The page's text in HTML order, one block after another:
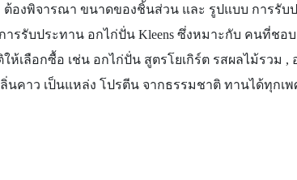
งพิจารณา ขนาดของชิ้นส่วน และ รูปแบบ การรับ
ารรับประทาน อกไก่ปั่น Kleens ซึ่งหมาะกับ คนที่ชอ
ลือกซื้อ เช่น อกไก่ปั่น สูตรโยเกิร์ต รสผลไม้รวม ,
นคาว เป็นแหล่ง โปรตีน จากธรรมชาติ ทานได้ทุ